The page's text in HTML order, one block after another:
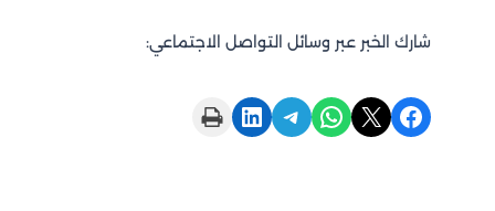
شارك الخبر عبر وسائل التواصل الاجتماعي:
Share on Facebook
Share on X
Share on WhatsApp
Share on Telegram
Share on LinkedIn
Print this Page